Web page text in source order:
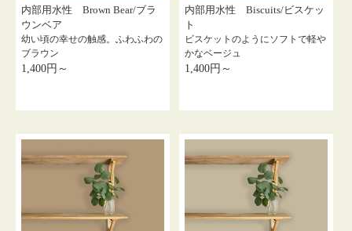
内部用水性 Brown Bear/ブラ
ウンベア
幼い頃の幸せの触感。ふわふわの
ブラウン
1,400円～
内部用水性 Biscuits/ビスケッ
ト
ビスケットのようにソフトで軽や
かなベージュ
1,400円～